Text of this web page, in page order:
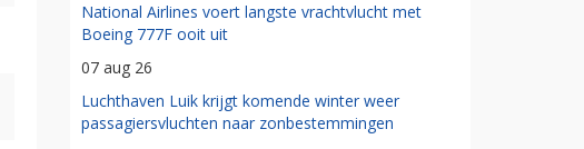
National Airlines voert langste vrachtvlucht met
Boeing 777F ooit uit
07 aug 26
Luchthaven Luik krijgt komende winter weer
passagiersvluchten naar zonbestemmingen